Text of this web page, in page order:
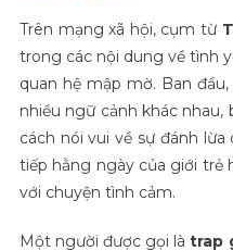
Trên mạng xã hội, cụm từ
trong các nội dung về tình
quan hệ mập mờ. Ban
nhiều ngữ cảnh khác
cách nói vui về sự đánh
tiếp hằng ngày của giới trẻ
với chuyện tình cảm.
Một người được gọi làtrap